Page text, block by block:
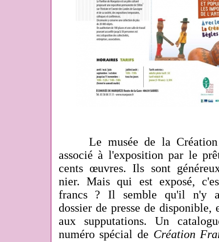
Le musée de la Création
associé à l'exposition par le
cents œuvres. Ils sont
nier. Mais qui est exposé,
francs ? Il semble qu'il n'y
dossier de presse de
aux supputations. Un
numéro spécial de Création